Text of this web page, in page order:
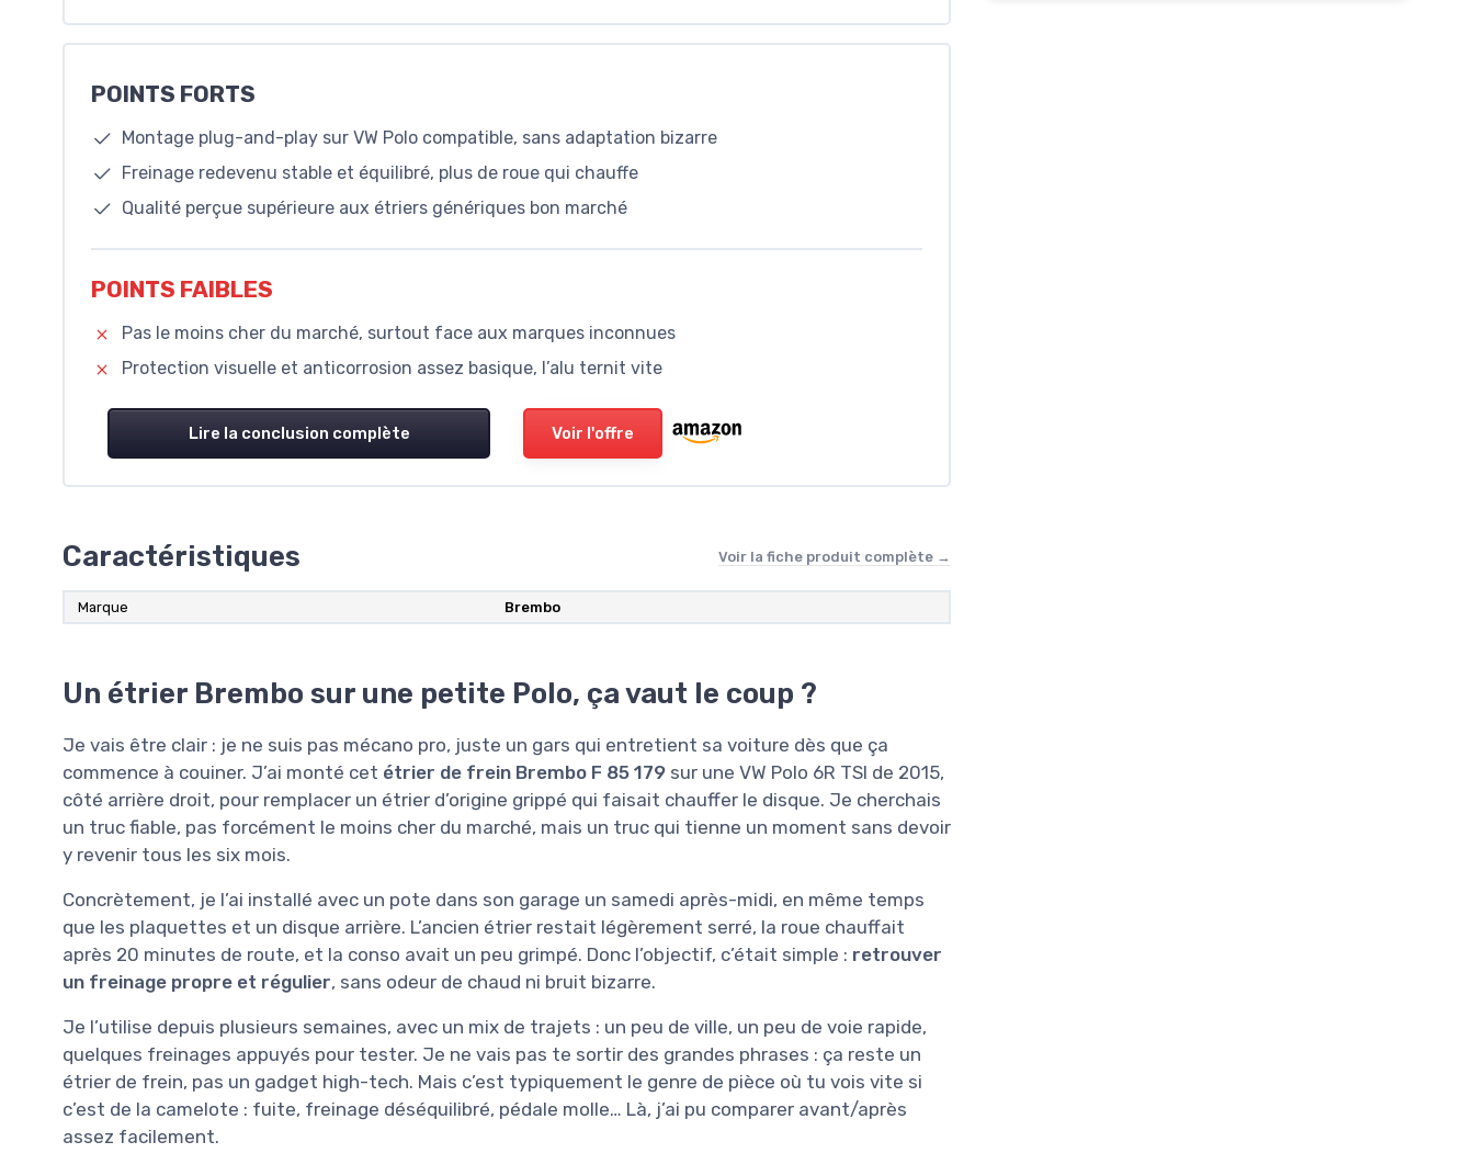
POINTS FORTS
Montage plug-and-play sur VW Polo compatible, sans adaptation bizarre
Freinage redevenu stable et équilibré, plus de roue qui chauffe
Qualité perçue supérieure aux étriers génériques bon marché
POINTS FAIBLES
Pas le moins cher du marché, surtout face aux marques inconnues
Protection visuelle et anticorrosion assez basique, l’alu ternit vite
Lire la conclusion complète Voir l'offre
Caractéristiques Voir la fiche produit complète →
Marque ‎Brembo
Un étrier Brembo sur une petite Polo, ça vaut le coup ?
Je vais être clair : je ne suis pas mécano pro, juste un gars qui entretient sa voiture dès que ça
commence à couiner. J’ai monté cet étrier de frein Brembo F 85 179 sur une VW Polo 6R TSI de 2015,
côté arrière droit, pour remplacer un étrier d’origine grippé qui faisait chauffer le disque. Je cherchais
un truc fiable, pas forcément le moins cher du marché, mais un truc qui tienne un moment sans devoir
y revenir tous les six mois.
Concrètement, je l’ai installé avec un pote dans son garage un samedi après-midi, en même temps
que les plaquettes et un disque arrière. L’ancien étrier restait légèrement serré, la roue chauffait
après 20 minutes de route, et la conso avait un peu grimpé. Donc l’objectif, c’était simple : retrouver
un freinage propre et régulier, sans odeur de chaud ni bruit bizarre.
Je l’utilise depuis plusieurs semaines, avec un mix de trajets : un peu de ville, un peu de voie rapide,
quelques freinages appuyés pour tester. Je ne vais pas te sortir des grandes phrases : ça reste un
étrier de frein, pas un gadget high-tech. Mais c’est typiquement le genre de pièce où tu vois vite si
c’est de la camelote : fuite, freinage déséquilibré, pédale molle… Là, j’ai pu comparer avant/après
assez facilement.